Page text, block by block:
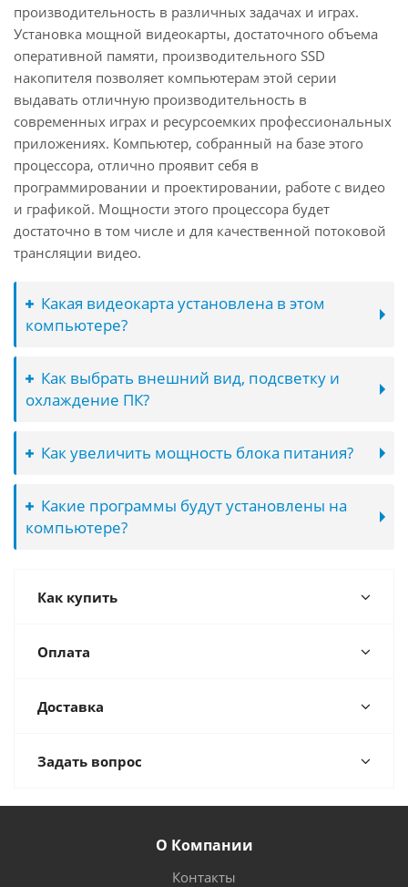
производительность в различных задачах и играх.
Установка мощной видеокарты, достаточного объема
оперативной памяти, производительного SSD
накопителя позволяет компьютерам этой серии
выдавать отличную производительность в
современных играх и ресурсоемких профессиональных
приложениях. Компьютер, собранный на базе этого
процессора, отлично проявит себя в
программировании и проектировании, работе с видео
и графикой. Мощности этого процессора будет
достаточно в том числе и для качественной потоковой
трансляции видео.
Какая видеокарта установлена в этом
компьютере?
Как выбрать внешний вид, подсветку и
охлаждение ПК?
Как увеличить мощность блока питания?
Какие программы будут установлены на
компьютере?
Как купить
Оплата
Доставка
Задать вопрос
О Компании
Контакты